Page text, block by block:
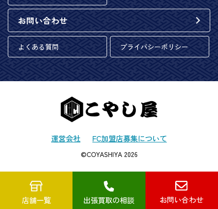
お問い合わせ
よくある質問 プライバシーポリシー
運営会社 FC加盟店募集について
©COYASHIYA 2026
店舗一覧 出張買取の相談 お問い合わせ